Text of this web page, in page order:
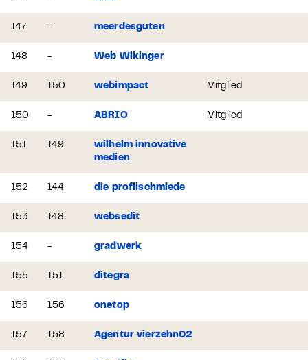
147 - meerdesguten
148 - Web Wikinger
149 150 webimpact Mitglied
150 - ABRIO Mitglied
151 149
wilhelm innovative
medien
152 144 die profilschmiede
153 148 websedit
154 - gradwerk
155 151 ditegra
156 156 onetop
157 158 Agentur vierzehn02